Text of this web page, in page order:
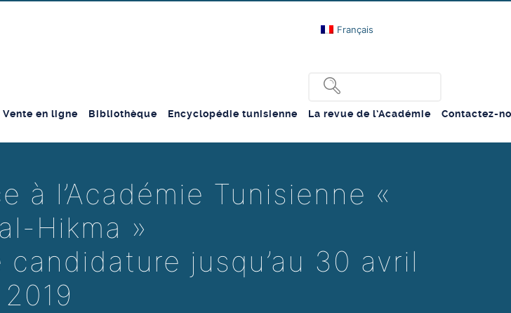
Français
Vente en ligne Bibliothèque Encyclopédie tunisienne La revue de l’Académie Contactez-
à l’Académie Tunisienne «
Hikma »
jusqu’au 30 avril
2019